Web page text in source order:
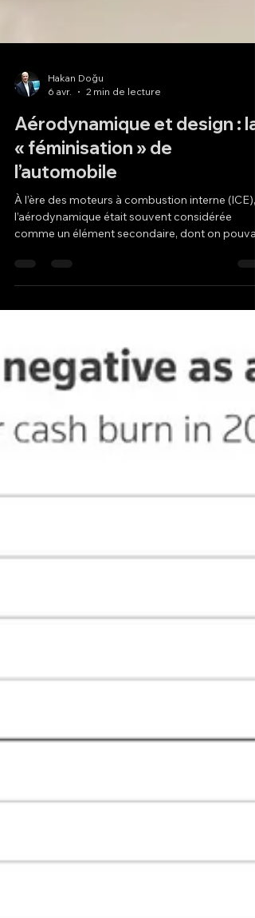
6 avr.
2 min de lecture
Aérodynamique et design : la
« féminisation » de
l’automobile
À l’ère des moteurs à combustion interne (ICE),
comme un élément secondaire, dont on pouvait
se passer sans grande hésitation. Les ingénieurs
Toutefois, à l’ère des véhicules électriques à
batterie (BEV), cette approche a profondément
évolué. L’aérodynamique n’est plus une option ;